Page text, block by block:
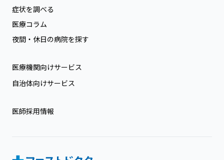
症状を調べる
医療コラム
夜間・休日の病院を探す
医療機関向けサービス
自治体向けサービス
医師採用情報